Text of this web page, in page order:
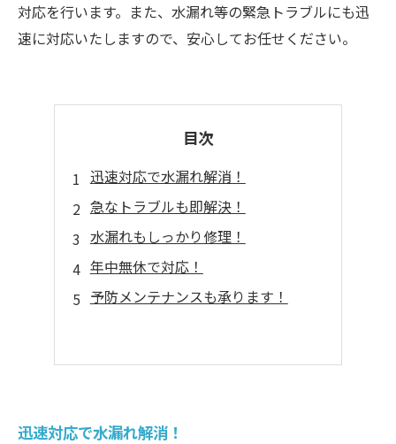
対応を行います。また、水漏れ等の緊急トラブルにも迅
速に対応いたしますので、安心してお任せください。
目次
迅速対応で水漏れ解消！
急なトラブルも即解決！
水漏れもしっかり修理！
年中無休で対応！
予防メンテナンスも承ります！
迅速対応で水漏れ解消！